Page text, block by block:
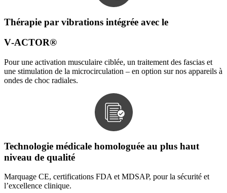
Thérapie par vibrations intégrée avec le
V‑ACTOR®
Pour une activation musculaire ciblée, un traitement des fascias et
une stimulation de la microcirculation – en option sur nos appareils à
ondes de choc radiales.
Technologie médicale homologuée au plus haut
niveau de qualité
Marquage CE, certifications FDA et MDSAP, pour la sécurité et
l’excellence clinique.